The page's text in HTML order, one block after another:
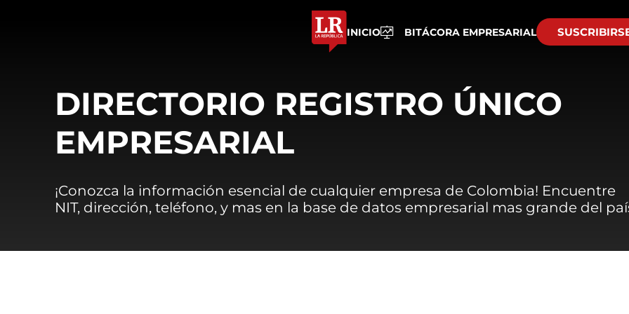
INICIO BITÁCORA EMPRESARIAL
DIRECTORIO REGISTRO ÚNICO
EMPRESARIAL
¡Conozca la información esencial de cualquier empresa de Colombia! Encuentre
NIT, dirección, teléfono, y mas en la base de datos empresarial mas grande del